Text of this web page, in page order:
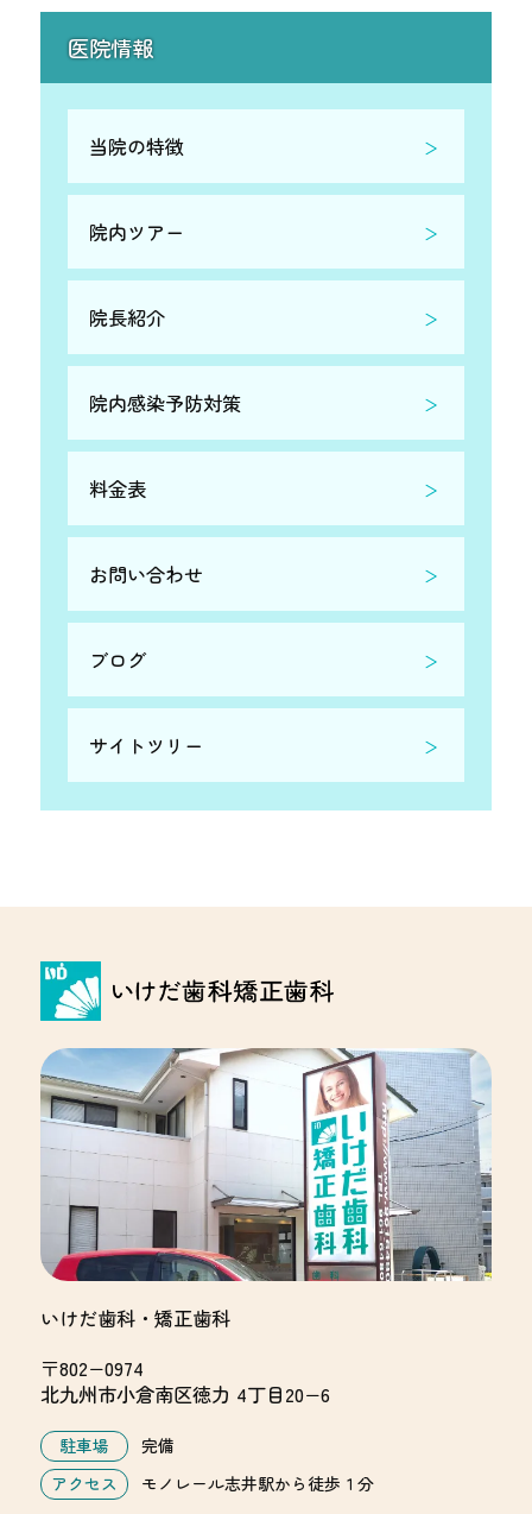
医院情報
当院の特徴
院内ツアー
院長紹介
院内感染予防対策
料金表
お問い合わせ
ブログ
サイトツリー
いけだ歯科・矯正歯科
〒802−0974
北九州市小倉南区徳力 4丁目20−6
駐車場
完備
アクセス
モノレール志井駅から徒歩１分